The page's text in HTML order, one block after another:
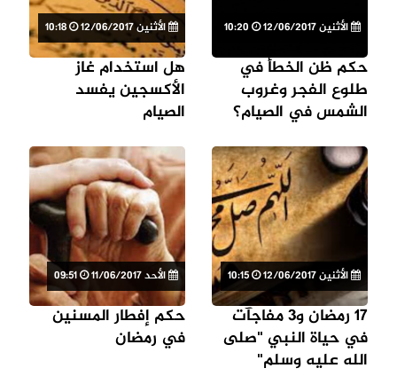
الأثنين 12/06/2017
حكم ظن الخطأ في
طلوع الفجر وغروب
الشمس في الصيام؟
الأثنين 12/06/2017
هل استخدام غاز
الأكسجين يفسد
الصيام
الأثنين 12/06/2017
17 رمضان و3 مفاجآت
في حياة النبي "صلى
الله عليه وسلم"
الأحد 11/06/2017
حكم إفطار المسنين
في رمضان